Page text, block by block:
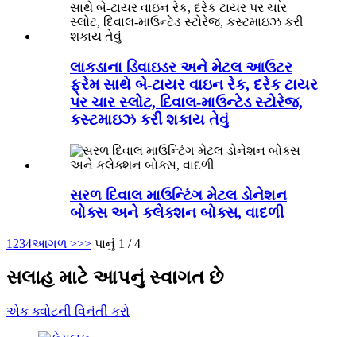
લાકડાના ડિવાઇડર અને મેટલ આઉટર
ફ્રેમ સાથે બે-ટાયર વાઇન રેક, દરેક ટાયર
પર ચાર સ્લોટ, દિવાલ-માઉન્ટેડ સ્ટોરેજ,
કસ્ટમાઇઝ કરી શકાય તેવું
સરળ દિવાલ માઉન્ટિંગ મેટલ ડોનેશન
બોક્સ અને કલેક્શન બોક્સ, વાદળી
1 234આગળ >>> પાનું 1 / 4
સલાહ માટે આપનું સ્વાગત છે
એક ક્વોટની વિનંતી કરો